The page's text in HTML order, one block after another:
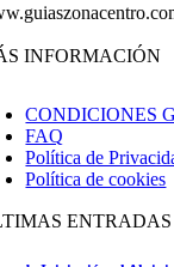
INFORMACIÓN
CONDICIONES
FAQ
Política de
Política de cookies
ENTRADAS